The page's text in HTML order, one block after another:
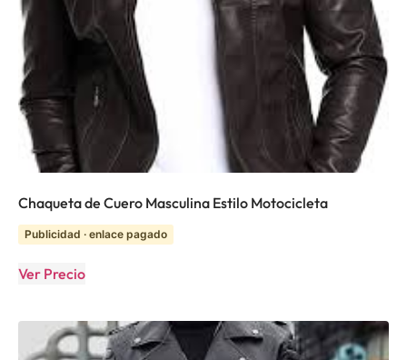
Chaqueta de Cuero Masculina Estilo Motocicleta
Publicidad · enlace pagado
Ver Precio